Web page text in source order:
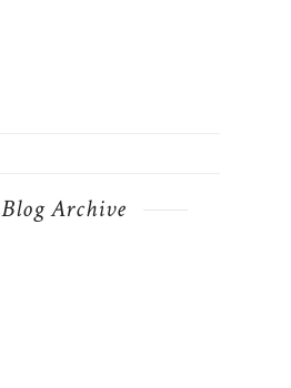
Blog Archive